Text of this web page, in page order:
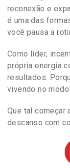
reconexão e
é uma das
você pausa a
Como líder,
própria energia
resultados.
vivendo no
Que tal começar
descanso com